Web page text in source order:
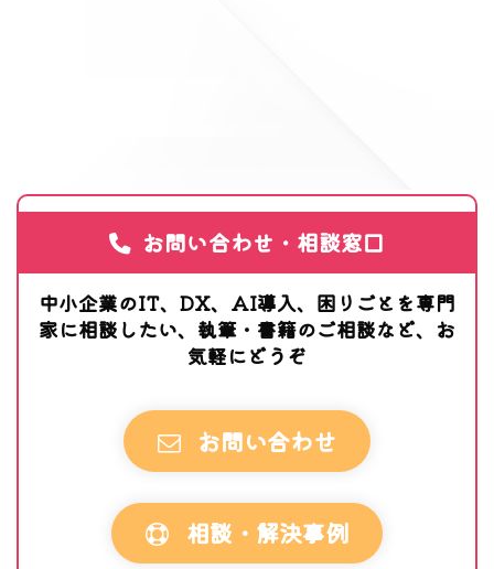
お問い合わせ・相談窓口
中小企業のIT、DX、AI導入、困りごとを専門
家に相談したい、執筆・書籍のご相談など、お
気軽にどうぞ
お問い合わせ
相談・解決事例